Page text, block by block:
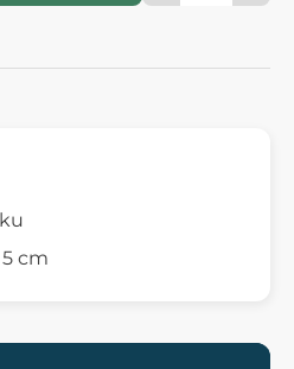
cm